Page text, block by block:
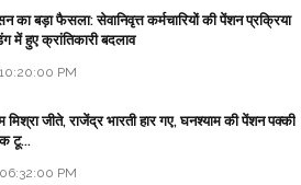
का बड़ा फैसला: सेवानिवृत्त कर्मचारियों की पेंशन प्रक्रिया
में हुए क्रांतिकारी बदलाव
PM
मिश्रा जीते, राजेंद्र भारती हार गए, घनश्याम की पेंशन पक्की
टू...
PM